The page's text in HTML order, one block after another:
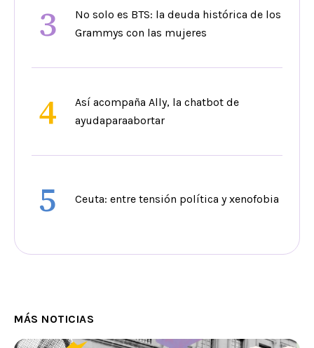
3
No solo es BTS: la deuda histórica de los
Grammys con las mujeres
4
Así acompaña Ally, la chatbot de
ayudaparaabortar
5 Ceuta: entre tensión política y xenofobia
MÁS NOTICIAS